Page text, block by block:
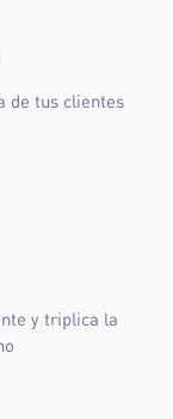
de tus clientes
y triplica la